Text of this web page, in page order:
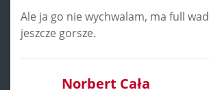
Ale ja go nie wychwalam, ma full
jeszcze gorsze.
Norbert Cała